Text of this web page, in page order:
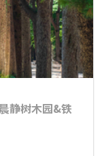
静树木园&铁